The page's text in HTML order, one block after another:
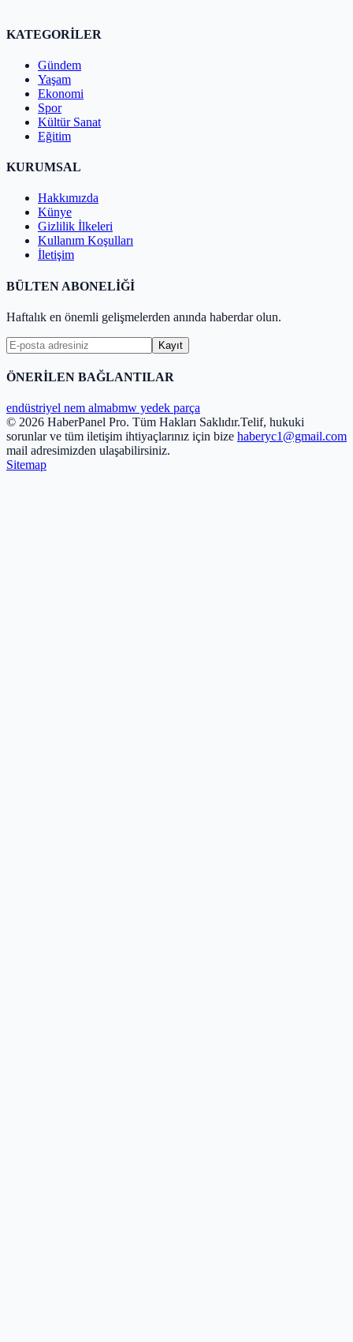
KATEGORİLER
Gündem
Yaşam
Ekonomi
Spor
Kültür Sanat
Eğitim
KURUMSAL
Hakkımızda
Künye
Gizlilik İlkeleri
Kullanım Koşulları
İletişim
BÜLTEN ABONELİĞİ
Haftalık en önemli gelişmelerden anında haberdar olun.
Kayıt
ÖNERİLEN BAĞLANTILAR
endüstriyel nem almabmw yedek parça
© 2026 HaberPanel Pro. Tüm Hakları Saklıdır.Telif, hukuki
sorunlar ve tüm iletişim ihtiyaçlarınız için bize haberyc1@gmail.com
mail adresimizden ulaşabilirsiniz.
Sitemap